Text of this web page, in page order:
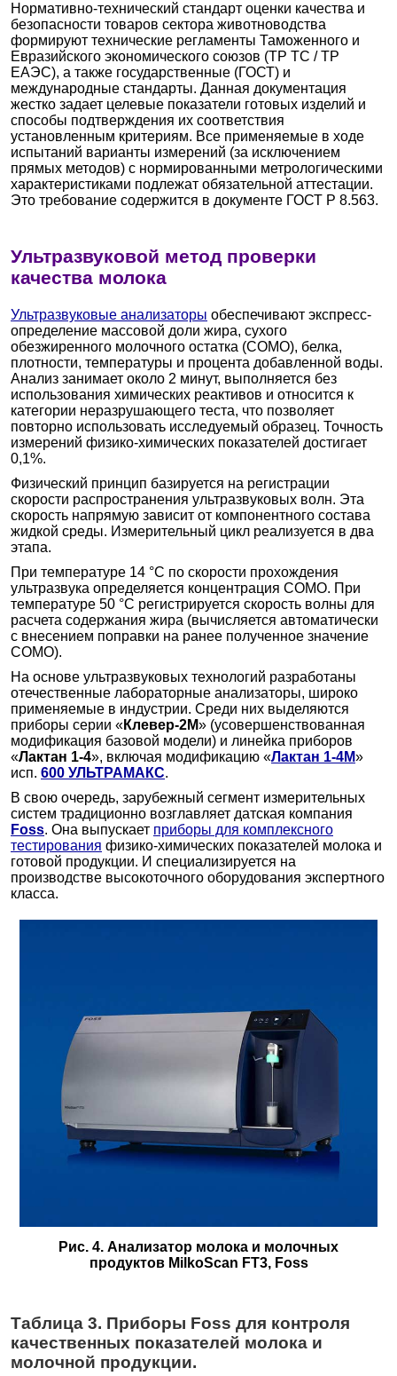
Нормативно-технический стандарт оценки качества и
безопасности товаров сектора животноводства
формируют технические регламенты Таможенного и
Евразийского экономического союзов (ТР ТС / ТР
ЕАЭС), а также государственные (ГОСТ) и
международные стандарты. Данная документация
жестко задает целевые показатели готовых изделий и
способы подтверждения их соответствия
установленным критериям. Все применяемые в ходе
испытаний варианты измерений (за исключением
прямых методов) с нормированными метрологическими
характеристиками подлежат обязательной аттестации.
Это требование содержится в документе ГОСТ Р 8.563.
Ультразвуковой метод проверки
качества молока
Ультразвуковые анализаторы обеспечивают экспресс-
определение массовой доли жира, сухого
обезжиренного молочного остатка (СОМО), белка,
плотности, температуры и процента добавленной воды.
Анализ занимает около 2 минут, выполняется без
использования химических реактивов и относится к
категории неразрушающего теста, что позволяет
повторно использовать исследуемый образец. Точность
измерений физико-химических показателей достигает
0,1%.
Физический принцип базируется на регистрации
скорости распространения ультразвуковых волн. Эта
скорость напрямую зависит от компонентного состава
жидкой среды. Измерительный цикл реализуется в два
этапа.
При температуре 14 °C по скорости прохождения
ультразвука определяется концентрация СОМО. При
температуре 50 °C регистрируется скорость волны для
расчета содержания жира (вычисляется автоматически
с внесением поправки на ранее полученное значение
СОМО).
На основе ультразвуковых технологий разработаны
отечественные лабораторные анализаторы, широко
применяемые в индустрии. Среди них выделяются
приборы серии «Клевер-2М» (усовершенствованная
модификация базовой модели) и линейка приборов
«Лактан 1-4», включая модификацию «Лактан 1-4М»
исп. 600 УЛЬТРАМАКС.
В свою очередь, зарубежный сегмент измерительных
систем традиционно возглавляет датская компания
Foss. Она выпускает приборы для комплексного
тестирования физико-химических показателей молока и
готовой продукции. И специализируется на
производстве высокоточного оборудования экспертного
класса.
Рис. 4. Анализатор молока и молочных
продуктов MilkoScan FT3, Foss
Таблица 3. Приборы Foss для контроля
качественных показателей молока и
молочной продукции.